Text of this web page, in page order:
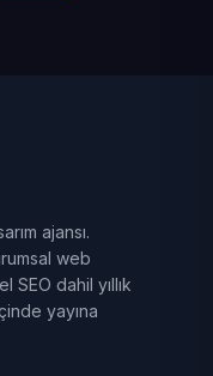
ajansı.
web
SEO dahil yıllık
yayına